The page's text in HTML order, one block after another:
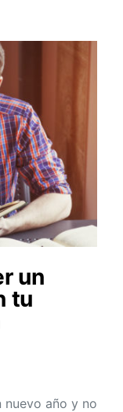
un
tu
nuevo año y no